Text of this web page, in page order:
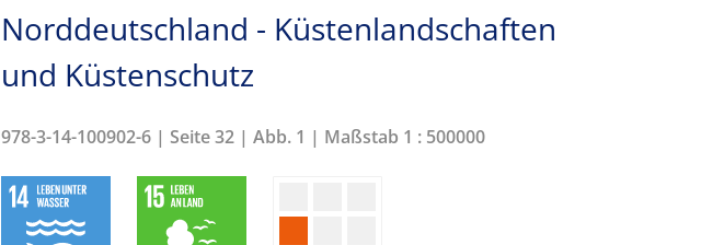
Norddeutschland - Küstenlandschaften
und Küstenschutz
978-3-14-100902-6 | Seite 32 | Abb. 1 | Maßstab 1 : 500000